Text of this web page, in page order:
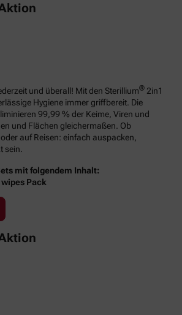
und überall! Mit den Sterillium® 2in1
Hygiene immer griffbereit. Die
99,99 % der Keime, Viren und
und Flächen gleichermaßen. Ob
auf Reisen: einfach auspacken,
sein.
mit folgendem Inhalt:
Pack